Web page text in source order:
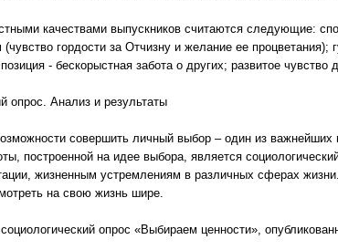
качествами выпускников считаются следующие:
(чувство гордости за Отчизну и желание ее
- бескорыстная забота о других; развитое чувство
опрос. Анализ и результаты
совершить личный выбор – один из
построенной на идее выбора, является
жизненным устремлениям в различных сферах
на свою жизнь шире.
опрос «Выбираем ценности»,